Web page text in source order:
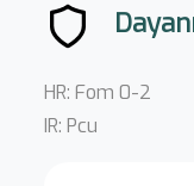
HR: Fom 0-2
IR: Pcu